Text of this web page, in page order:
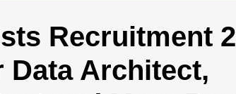
Recruitment
Data Architect,